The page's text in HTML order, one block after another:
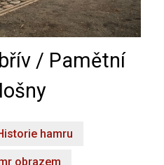
/ Pamětní
hamru
obrazem